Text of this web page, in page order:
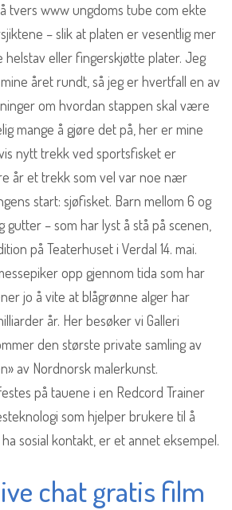
tvers www ungdoms tube com ekte
– slik at platen er vesentlig mer
helstav eller fingerskjøtte plater. Jeg
året rundt, så jeg er hvertfall en av
om hvordan stappen skal være
mange å gjøre det på, her er mine
nytt trekk ved sportsfisket er
år et trekk som vel var noe nær
start: sjøfisket. Barn mellom 6 og
gutter – som har lyst å stå på scenen,
på Teaterhuset i Verdal 14. mai.
opp gjennom tida som har
jo å vite at blågrønne alger har
år. Her besøker vi Galleri
den største private samling av
av Nordnorsk malerkunst.
på tauene i en Redcord Trainer
som hjelper brukere til å
sosial kontakt, er et annet eksempel.
chat gratis film